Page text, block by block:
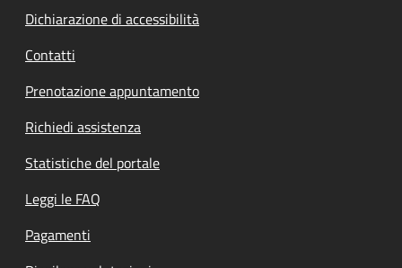
Dichiarazione di accessibilità
Contatti
Prenotazione appuntamento
Richiedi assistenza
Statistiche del portale
Leggi le FAQ
Pagamenti